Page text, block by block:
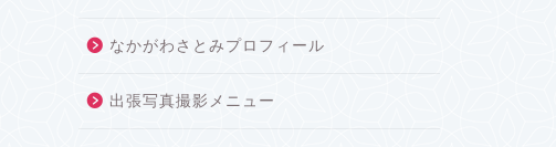
なかがわさとみプロフィール
出張写真撮影メニュー